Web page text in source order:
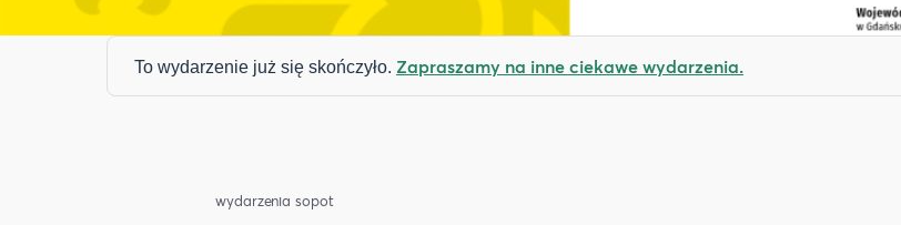
To wydarzenie już się skończyło. Zapraszamy na inne ciekawe wydarzenia.
wydarzenia sopot